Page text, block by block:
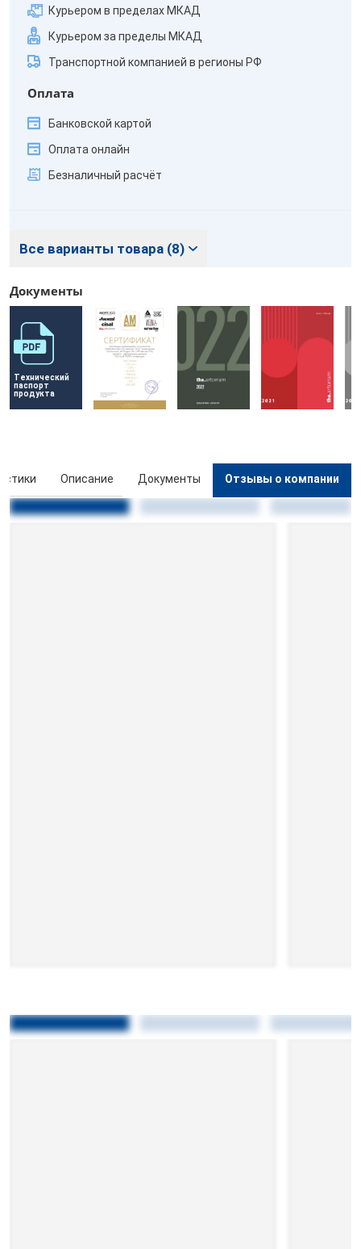
Курьером в пределах МКАД
Курьером за пределы МКАД
Транспортной компанией в регионы РФ
Оплата
Банковской картой
Оплата онлайн
Безналичный расчёт
Все варианты товара (8)
Документы
Технический
паспорт
продукта
Описание Документы Отзывы о компании